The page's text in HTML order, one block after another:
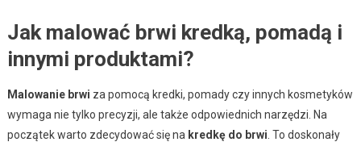
Jak malować brwi kredką, pomadą i
innymi produktami?
Malowanie brwi za pomocą kredki, pomady czy innych kosmetyków
wymaga nie tylko precyzji, ale także odpowiednich narzędzi. Na
początek warto zdecydować się na kredkę do brwi . To doskonały